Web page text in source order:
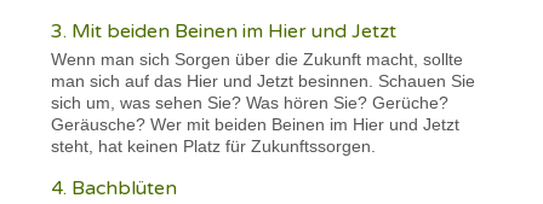
3. Mit beiden Beinen im Hier und Jetzt
Wenn man sich Sorgen über die Zukunft macht, sollte
man sich auf das Hier und Jetzt besinnen. Schauen Sie
sich um, was sehen Sie? Was hören Sie? Gerüche?
Geräusche? Wer mit beiden Beinen im Hier und Jetzt
steht, hat keinen Platz für Zukunftssorgen.
4. Bachblüten